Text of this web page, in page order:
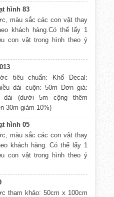
hình 83
màu sắc các con vật thay
khách hàng.Có thể lấy 1
con vật trong hình theo ý
tiêu chuẩn: Khổ Decal:
dài cuộn: 50m Đơn giá:
dài (dưới 5m cộng thêm
30m giảm 10%)
hình 05
màu sắc các con vật thay
khách hàng. Có thể lấy 1
con vật trong hình theo ý
tham khảo: 50cm x 100cm